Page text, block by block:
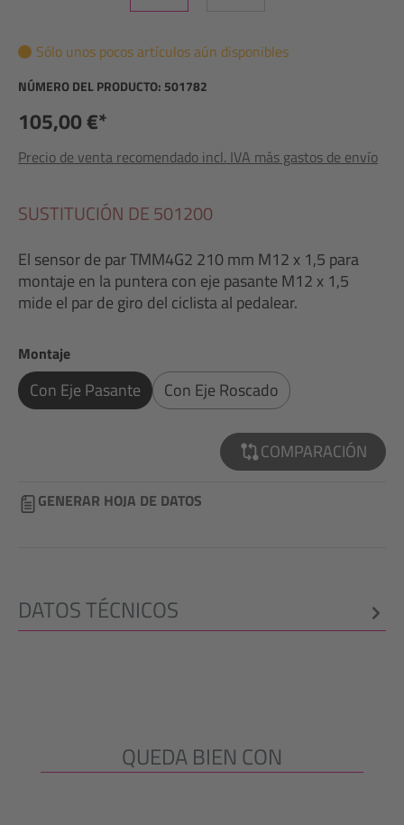
Sólo unos pocos artículos aún disponibles
NÚMERO DEL PRODUCTO: 501782
105,00 €*
Precio de venta recomendado incl. IVA más gastos de envío
SUSTITUCIÓN DE 501200
El sensor de par TMM4G2 210 mm M12 x 1,5 para
montaje en la puntera con eje pasante M12 x 1,5
mide el par de giro del ciclista al pedalear.
Seleccione
Montaje
Con Eje Pasante Con Eje Roscado
COMPARACIÓN
GENERAR HOJA DE DATOS
DATOS TÉCNICOS
Omitir la galería de productos
QUEDA BIEN CON